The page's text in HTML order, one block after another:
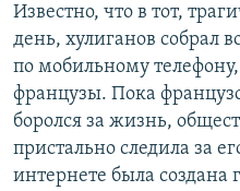
Известно, что в тот,
день, хулиганов собрал
по мобильному
французы. Пока
боролся за жизнь,
пристально следила за
интернете была создана